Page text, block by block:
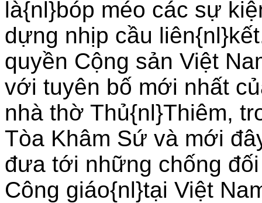
là{nl}bóp méo các sự
dựng nhịp cầu
quyền Cộng sản Việt
với tuyên bố mới nhất
nhà thờ Thủ{nl}Thiêm,
Tòa Khâm Sứ và mới
đưa tới những chống
Công giáo{nl}tại Việt